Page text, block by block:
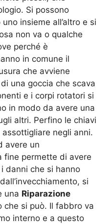
Si possono
insieme all’altro e si
non va o qualche
perché è
in comune il
che avviene
una goccia che scava
e i corpi rotatori si
in modo da avere una
altri. Perfino le chiavi
negli anni.
avere un
fine permette di avere
danni che si hanno
si
una Riparazione
che si può. Il fabbro va
interno e a questo